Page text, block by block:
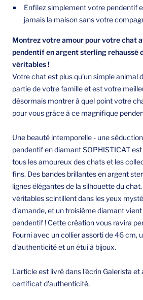
Enfilez simplement votre pendentif
jamais la maison sans votre
Montrez votre amour pour votre chat
pendentif en argent sterling rehaussé
véritables !
Votre chat est plus qu'un simple animal
partie de votre famille et est votre
désormais montrer à quel point votre
pour vous grâce à ce magnifique
Une beauté intemporelle - une
pendentif en diamant SOPHISTICAT
tous les amoureux des chats et les
fins. Des bandes brillantes en argent
lignes élégantes de la silhouette du
véritables scintillent dans les yeux
d'amande, et un troisième diamant
pendentif ! Cette création vous ravira
Fourni avec un collier assorti de 46 cm,
d'authenticité et un étui à bijoux.
L'article est livré dans l'écrin Galerista
certificat d'authenticité.